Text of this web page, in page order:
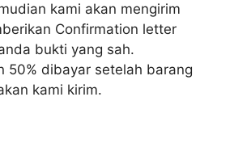
kami akan mengirim
Confirmation letter
bukti yang sah.
50% dibayar setelah barang
kami kirim.